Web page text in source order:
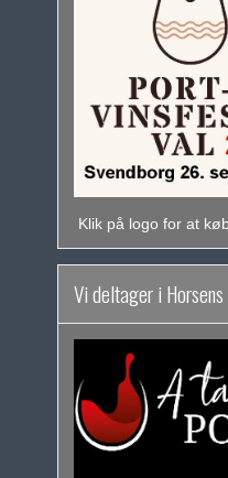
Klik på logo for at
Vi deltager i Horsens